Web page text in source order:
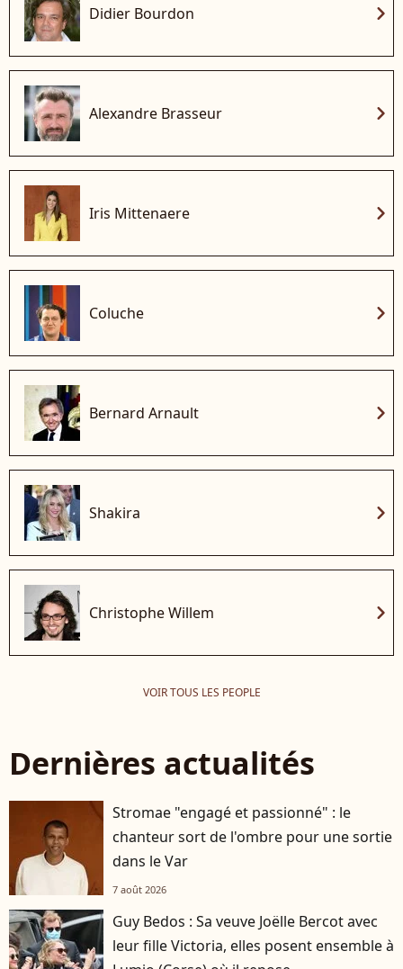
Didier Bourdon chevron_right
Alexandre Brasseur chevron_right
Iris Mittenaere chevron_right
Coluche chevron_right
Bernard Arnault chevron_right
Shakira chevron_right
Christophe Willem chevron_right
VOIR TOUS LES PEOPLE
Dernières actualités
Stromae "engagé et passionné" : le
chanteur sort de l'ombre pour une sortie
dans le Var
7 août 2026
Guy Bedos : Sa veuve Joëlle Bercot avec
leur fille Victoria, elles posent ensemble à